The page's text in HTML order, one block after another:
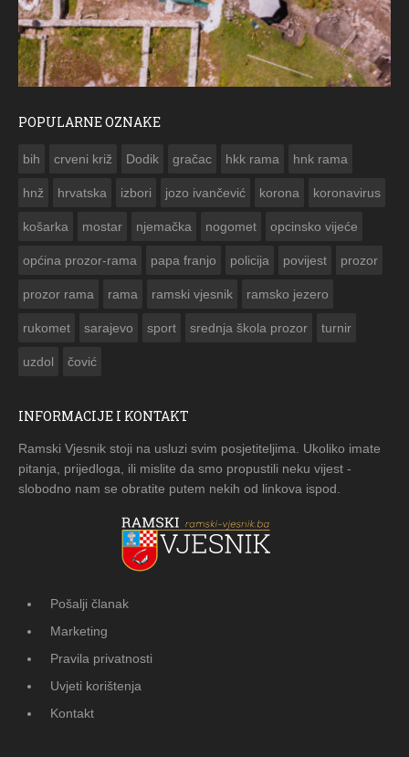
POPULARNE OZNAKE
bih crveni križ Dodik gračac hkk rama hnk rama
hnž hrvatska izbori jozo ivančević korona koronavirus
košarka mostar njemačka nogomet opcinsko vijeće
općina prozor-rama papa franjo policija povijest prozor
prozor rama rama ramski vjesnik ramsko jezero
rukomet sarajevo sport srednja škola prozor turnir
uzdol čović
INFORMACIJE I KONTAKT
Ramski Vjesnik stoji na usluzi svim posjetiteljima. Ukoliko imate
pitanja, prijedloga, ili mislite da smo propustili neku vijest -
slobodno nam se obratite putem nekih od linkova ispod.
Pošalji članak
Marketing
Pravila privatnosti
Uvjeti korištenja
Kontakt